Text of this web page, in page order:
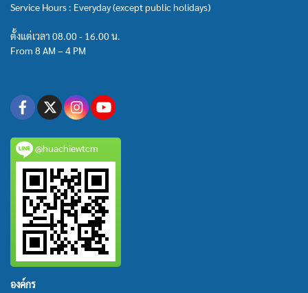
Service Hours : Everyday (except public holidays)
ตั้งแต่เวลา 08.00 - 16.00 น.
From 8 AM – 4 PM
@huachiewtcm
องค์กร